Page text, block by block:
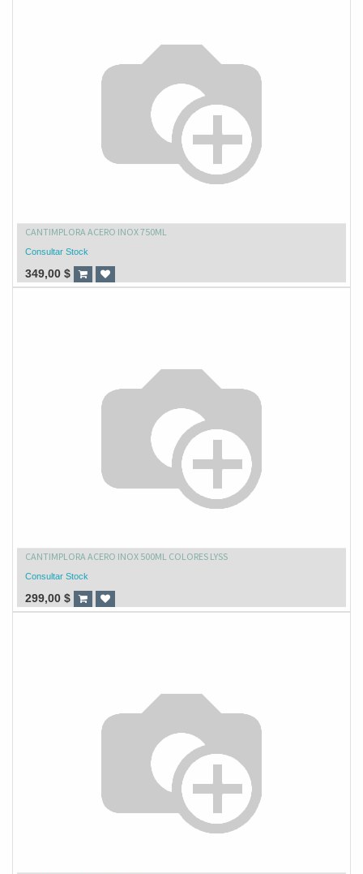
CANTIMPLORA ACERO INOX 750ML
Consultar Stock
349,00 $
CANTIMPLORA ACERO INOX 500ML COLORES LYSS
Consultar Stock
299,00 $